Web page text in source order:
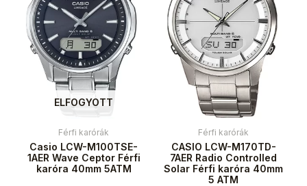
ELFOGYOTT
Férfi karórák
Casio LCW-M100TSE-
1AER Wave Ceptor Férfi
karóra 40mm 5ATM
Férfi karórák
CASIO LCW-M170TD-
7AER Radio Controlled
Solar Férfi karóra 40mm
5 ATM